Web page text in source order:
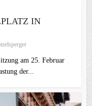
IN
am 25. Februar
der...